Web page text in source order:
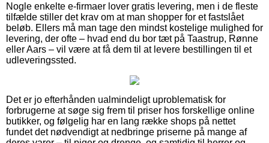
Nogle enkelte e-firmaer lover gratis levering, men i de fleste
tilfælde stiller det krav om at man shopper for et fastslået
beløb. Ellers må man tage den mindst kostelige mulighed for
levering, der ofte – hvad end du bor tæt på Taastrup, Rønne
eller Aars – vil være at få dem til at levere bestillingen til et
udleveringssted.
Det er jo efterhånden ualmindeligt uproblematisk for
forbrugerne at søge sig frem til priser hos forskellige online
butikker, og følgelig har en lang række shops på nettet
fundet det nødvendigt at nedbringe priserne på mange af